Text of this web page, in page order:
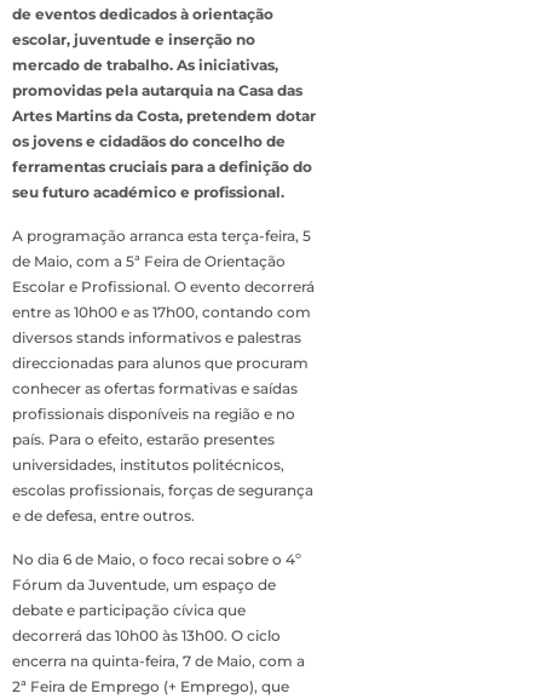
de eventos dedicados à orientação
escolar, juventude e inserção no
mercado de trabalho. As iniciativas,
promovidas pela autarquia na Casa das
Artes Martins da Costa, pretendem dotar
os jovens e cidadãos do concelho de
ferramentas cruciais para a definição do
seu futuro académico e profissional.
A programação arranca esta terça-feira, 5
de Maio, com a 5ª Feira de Orientação
Escolar e Profissional. O evento decorrerá
entre as 10h00 e as 17h00, contando com
diversos stands informativos e palestras
direccionadas para alunos que procuram
conhecer as ofertas formativas e saídas
profissionais disponíveis na região e no
país. Para o efeito, estarão presentes
universidades, institutos politécnicos,
escolas profissionais, forças de segurança
e de defesa, entre outros.
No dia 6 de Maio, o foco recai sobre o 4º
Fórum da Juventude, um espaço de
debate e participação cívica que
decorrerá das 10h00 às 13h00. O ciclo
encerra na quinta-feira, 7 de Maio, com a
2ª Feira de Emprego (+ Emprego), que